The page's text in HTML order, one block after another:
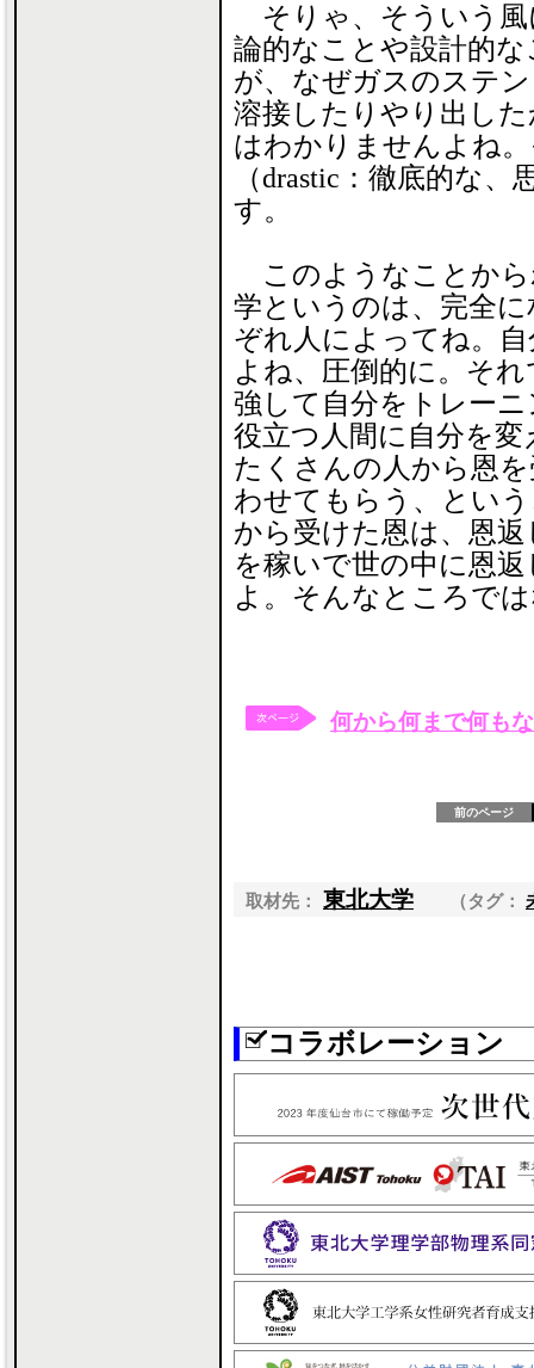
そりゃ、そういう風
論的なことや設計的
が、なぜガスのステ
溶接したりやり出し
はわかりませんよね
（drastic：徹底的な
す。
このようなことから
学というのは、完全
ぞれ人によってね。
よね、圧倒的に。そ
強して自分をトレー
役立つ人間に自分を
たくさんの人から恩
わせてもらう、とい
から受けた恩は、恩
を稼いで世の中に恩
よ。そんなところで
何から何まで何も
前のページ
取材先： 東北大学 （タグ：
コラボレーション